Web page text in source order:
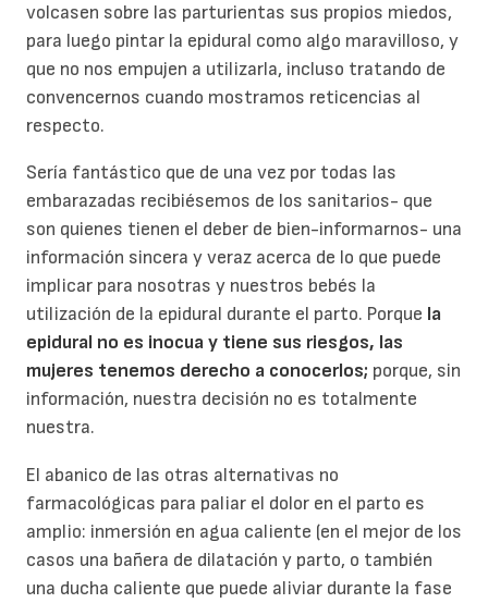
volcasen sobre las parturientas sus propios miedos,
para luego pintar la epidural como algo maravilloso, y
que no nos empujen a utilizarla, incluso tratando de
convencernos cuando mostramos reticencias al
respecto.
Sería fantástico que de una vez por todas las
embarazadas recibiésemos de los sanitarios- que
son quienes tienen el deber de bien-informarnos- una
información sincera y veraz acerca de lo que puede
implicar para nosotras y nuestros bebés la
utilización de la epidural durante el parto. Porque la
epidural no es inocua y tiene sus riesgos, las
mujeres tenemos derecho a conocerlos; porque, sin
información, nuestra decisión no es totalmente
nuestra.
El abanico de las otras alternativas no
farmacológicas para paliar el dolor en el parto es
amplio: inmersión en agua caliente (en el mejor de los
casos una bañera de dilatación y parto, o también
una ducha caliente que puede aliviar durante la fase